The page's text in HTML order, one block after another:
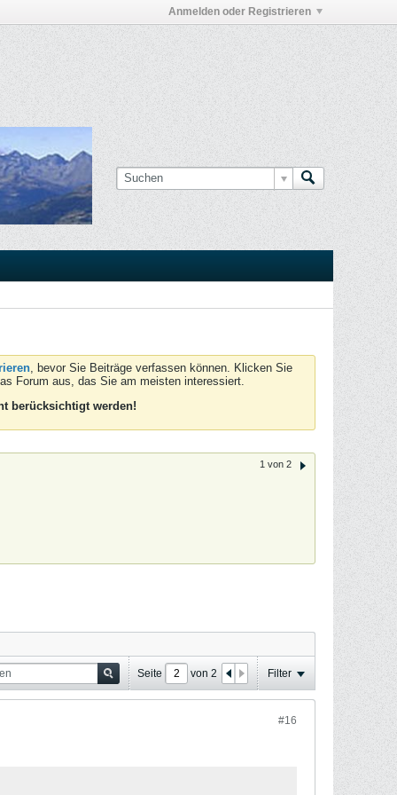
Anmelden oder Registrieren
, bevor Sie Beiträge verfassen können. Klicken Sie
Forum aus, das Sie am meisten interessiert.
berücksichtigt werden!
1 von 2
Seite von 2 Filter
#16